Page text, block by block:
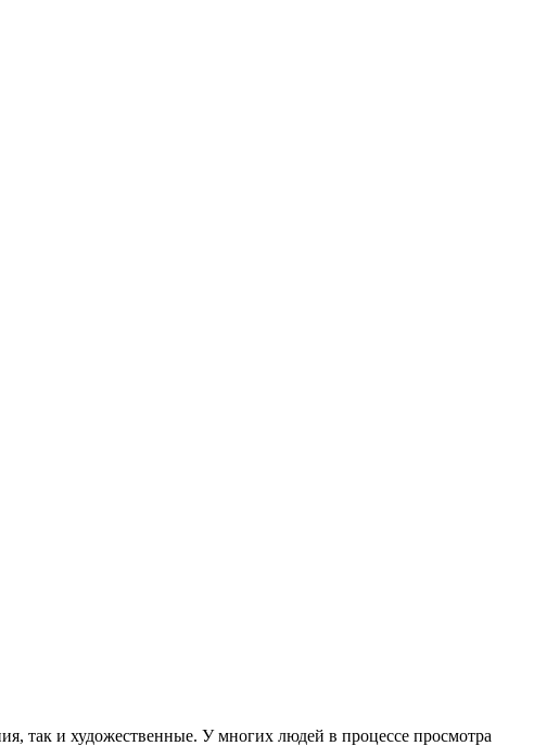
так и художественные. У многих людей в процессе просмотра